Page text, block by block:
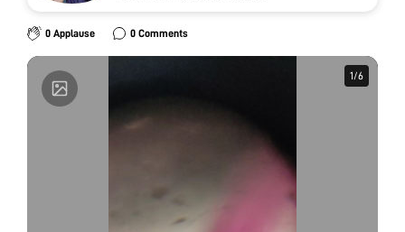
0 Applause 0 Comments
1/6
1/6